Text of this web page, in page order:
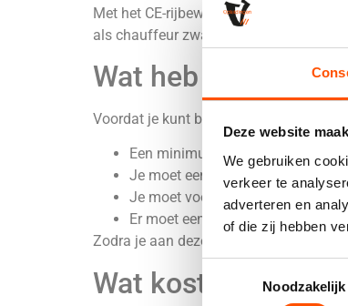
Deze website
We gebruiken
verkeer te
adverteren en
of die zij hebben
Selection
Noodzakelijk
Met het CE-rijbewijs mag je weer meer
als chauffeur zware combinaties wit
Wat heb je nodig
Voordat je kunt beginnen met lessen
Een minimum leeftijd van 18 jaar
Je moet een medische keuring bij
Je moet voor je praktijkexamen
Er moet een aanmelding zijn bij
Zodra je aan deze criteria voldoet kun
Wat kost het